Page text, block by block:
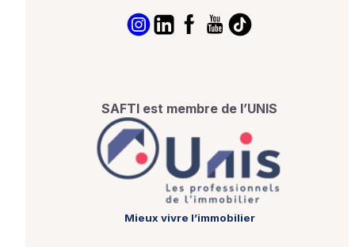
SAFTI est membre de l’UNIS
Mieux vivre l’immobilier